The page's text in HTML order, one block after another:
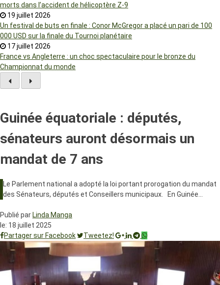
morts dans l’accident de hélicoptère Z-9
19 juillet 2026
Un festival de buts en finale : Conor McGregor a placé un pari de 100
000 USD sur la finale du Tournoi planétaire
17 juillet 2026
France vs Angleterre : un choc spectaculaire pour le bronze du
Championnat du monde
Guinée équatoriale : députés,
sénateurs auront désormais un
mandat de 7 ans
Le Parlement national a adopté la loi portant prorogation du mandat
des Sénateurs, députés et Conseillers municipaux. En Guinée…
Publié par Linda Manga
le: 18 juillet 2025
Partager sur Facebook
Tweetez!